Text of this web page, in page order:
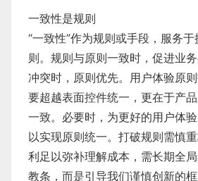
一致性是规则
“一致性”作为规则或手段，服务
则。规则与原则一致时，促进业
冲突时，原则优先。用户体验原
要超越表面控件统一，更在于产
一致。必要时，为更好的用户体
以实现原则统一。打破规则需慎
利足以弥补理解成本，需长期全
教条，而是引导我们谨慎创新的框